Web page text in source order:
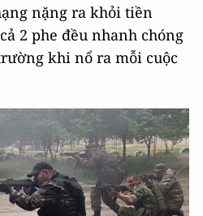
nặng ra khỏi tiền
2 phe đều nhanh chóng
khi nổ ra mỗi cuộc